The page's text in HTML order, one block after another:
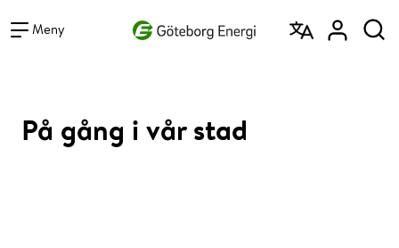
Meny
På gång i vår stad